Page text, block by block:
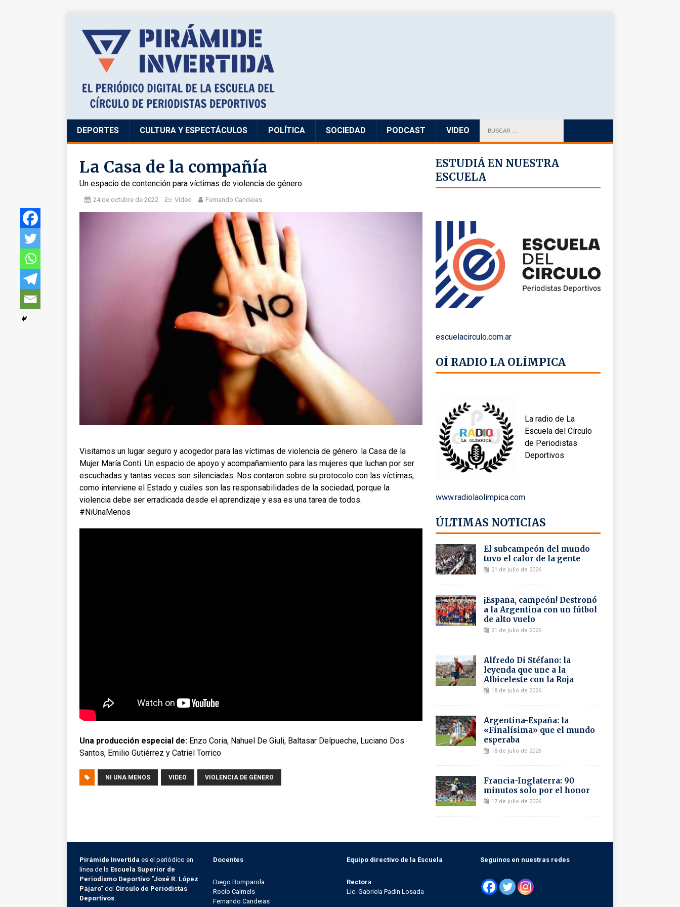
DEPORTES CULTURA Y ESPECTÁCULOS POLÍTICA SOCIEDAD PODCAST VIDEO
La Casa de la compañía
Un espacio de contención para víctimas de violencia de género
24 de octubre de 2022 Video Fernando Candeias
Visitamos un lugar seguro y acogedor para las víctimas de violencia de género: la Casa de la
Mujer María Conti. Un espacio de apoyo y acompañamiento para las mujeres que luchan por ser
escuchadas y tantas veces son silenciadas. Nos contaron sobre su protocolo con las víctimas,
como interviene el Estado y cuáles son las responsabilidades de la sociedad, porque la
violencia debe ser erradicada desde el aprendizaje y esa es una tarea de todos.
#NiUnaMenos
Una producción especial de: Enzo Coria, Nahuel De Giuli, Baltasar Delpueche, Luciano Dos
Santos, Emilio Gutiérrez y Catriel Torrico
NI UNA MENOS VIDEO VIOLENCIA DE GÉNERO
ESTUDIÁ EN NUESTRA
ESCUELA
escuelacirculo.com.ar
OÍ RADIO LA OLÍMPICA
La radio de La
Escuela del Círculo
de Periodistas
Deportivos
www.radiolaolimpica.com
ÚLTIMAS NOTICIAS
El subcampeón del mundo
tuvo el calor de la gente
21 de julio de 2026
¡España, campeón! Destronó
a la Argentina con un fútbol
de alto vuelo
21 de julio de 2026
Alfredo Di Stéfano: la
leyenda que une a la
Albiceleste con la Roja
18 de julio de 2026
Argentina-España: la
«Finalísima» que el mundo
esperaba
18 de julio de 2026
Francia-Inglaterra: 90
minutos solo por el honor
17 de julio de 2026
Pirámide Invertida es el periódico en
línea de la Escuela Superior de
Periodismo Deportivo "José R. López
Pájaro" del Círculo de Periodistas
Deportivos
Docentes
Diego Bomparola
Rocío Calmels
Fernando Candeias
Equipo directivo de la Escuela
Rectora
Lic. Gabriela Padín Losada
Seguinos en nuestras redes